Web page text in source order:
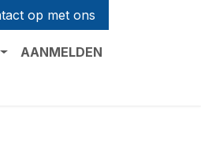
op met ons
AANMELDEN